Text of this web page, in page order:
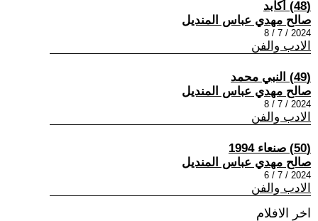
(48) أُكابد
صالح مهدي عباس المنديل
2024 / 7 / 8
الادب والفن
(49) النبي محمد
صالح مهدي عباس المنديل
2024 / 7 / 8
الادب والفن
(50) صنعاء 1994
صالح مهدي عباس المنديل
2024 / 7 / 6
الادب والفن
اخر الافلام